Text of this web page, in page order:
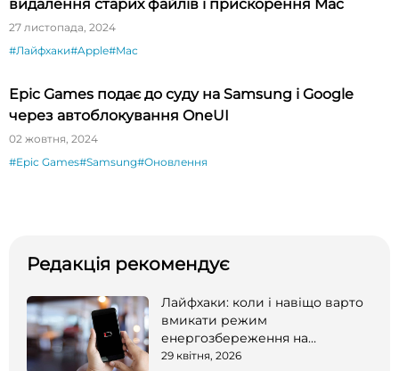
видалення старих файлів і прискорення Mac
27 листопада, 2024
#Лайфхаки#Apple#Mac
Epic Games подає до суду на Samsung і Google
через автоблокування OneUI
02 жовтня, 2024
#Epic Games#Samsung#Оновлення
Редакція рекомендує
Лайфхаки: коли і навіщо варто
вмикати режим
енергозбереження на
смартфоні
29 квітня, 2026